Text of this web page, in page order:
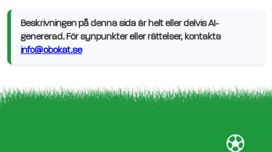
Beskrivningen på denna sida är helt eller delvis AI-
genererad. För synpunkter eller rättelser, kontakta
info@obokat.se